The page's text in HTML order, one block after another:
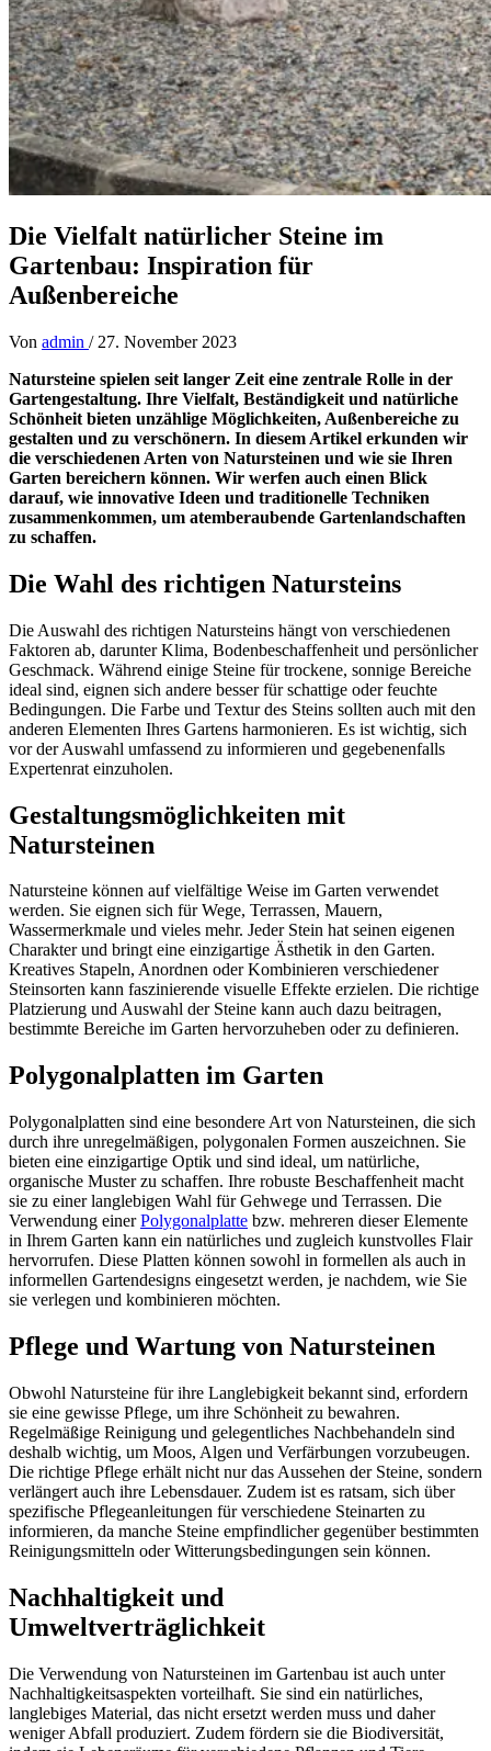
Die Vielfalt natürlicher Steine im
Gartenbau: Inspiration für
Außenbereiche
Von admin / 27. November 2023
Natursteine spielen seit langer Zeit eine zentrale Rolle in der
Gartengestaltung. Ihre Vielfalt, Beständigkeit und natürliche
Schönheit bieten unzählige Möglichkeiten, Außenbereiche zu
gestalten und zu verschönern. In diesem Artikel erkunden wir
die verschiedenen Arten von Natursteinen und wie sie Ihren
Garten bereichern können. Wir werfen auch einen Blick
darauf, wie innovative Ideen und traditionelle Techniken
zusammenkommen, um atemberaubende Gartenlandschaften
zu schaffen.
Die Wahl des richtigen Natursteins
Die Auswahl des richtigen Natursteins hängt von verschiedenen
Faktoren ab, darunter Klima, Bodenbeschaffenheit und persönlicher
Geschmack. Während einige Steine für trockene, sonnige Bereiche
ideal sind, eignen sich andere besser für schattige oder feuchte
Bedingungen. Die Farbe und Textur des Steins sollten auch mit den
anderen Elementen Ihres Gartens harmonieren. Es ist wichtig, sich
vor der Auswahl umfassend zu informieren und gegebenenfalls
Expertenrat einzuholen.
Gestaltungsmöglichkeiten mit
Natursteinen
Natursteine können auf vielfältige Weise im Garten verwendet
werden. Sie eignen sich für Wege, Terrassen, Mauern,
Wassermerkmale und vieles mehr. Jeder Stein hat seinen eigenen
Charakter und bringt eine einzigartige Ästhetik in den Garten.
Kreatives Stapeln, Anordnen oder Kombinieren verschiedener
Steinsorten kann faszinierende visuelle Effekte erzielen. Die richtige
Platzierung und Auswahl der Steine kann auch dazu beitragen,
bestimmte Bereiche im Garten hervorzuheben oder zu definieren.
Polygonalplatten im Garten
Polygonalplatten sind eine besondere Art von Natursteinen, die sich
durch ihre unregelmäßigen, polygonalen Formen auszeichnen. Sie
bieten eine einzigartige Optik und sind ideal, um natürliche,
organische Muster zu schaffen. Ihre robuste Beschaffenheit macht
sie zu einer langlebigen Wahl für Gehwege und Terrassen. Die
Verwendung einerPolygonalplatte bzw. mehreren dieser Elemente
in Ihrem Garten kann ein natürliches und zugleich kunstvolles Flair
hervorrufen. Diese Platten können sowohl in formellen als auch in
informellen Gartendesigns eingesetzt werden, je nachdem, wie Sie
sie verlegen und kombinieren möchten.
Pflege und Wartung von Natursteinen
Obwohl Natursteine für ihre Langlebigkeit bekannt sind, erfordern
sie eine gewisse Pflege, um ihre Schönheit zu bewahren.
Regelmäßige Reinigung und gelegentliches Nachbehandeln sind
deshalb wichtig, um Moos, Algen und Verfärbungen vorzubeugen.
Die richtige Pflege erhält nicht nur das Aussehen der Steine, sondern
verlängert auch ihre Lebensdauer. Zudem ist es ratsam, sich über
spezifische Pflegeanleitungen für verschiedene Steinarten zu
informieren, da manche Steine empfindlicher gegenüber bestimmten
Reinigungsmitteln oder Witterungsbedingungen sein können.
Nachhaltigkeit und
Umweltverträglichkeit
Die Verwendung von Natursteinen im Gartenbau ist auch unter
Nachhaltigkeitsaspekten vorteilhaft. Sie sind ein natürliches,
langlebiges Material, das nicht ersetzt werden muss und daher
weniger Abfall produziert. Zudem fördern sie die Biodiversität,